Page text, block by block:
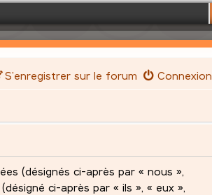
Connexion
S’enregistrer sur le forum
(désignés ci-après par « nous »,
ci-après par « ils », « eux »,